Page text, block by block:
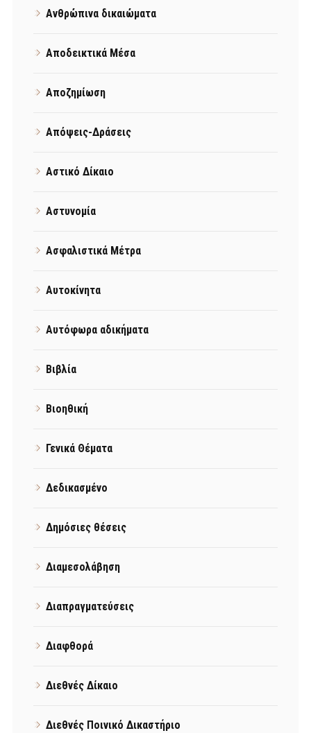
Ανθρώπινα δικαιώματα
Αποδεικτικά Μέσα
Αποζημίωση
Απόψεις-Δράσεις
Αστικό Δίκαιο
Αστυνομία
Ασφαλιστικά Μέτρα
Αυτοκίνητα
Αυτόφωρα αδικήματα
Βιβλία
Βιοηθική
Γενικά Θέματα
Δεδικασμένο
Δημόσιες θέσεις
Διαμεσολάβηση
Διαπραγματεύσεις
Διαφθορά
Διεθνές Δίκαιο
Διεθνές Ποινικό Δικαστήριο